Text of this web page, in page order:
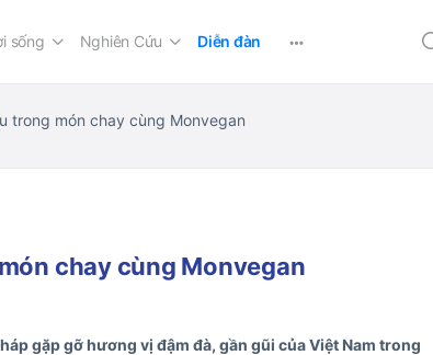
sống Nghiên Cứu Diễn đàn
trong món chay cùng Monvegan
chay cùng Monvegan
gặp gỡ hương vị đậm đà, gần gũi của Việt Nam trong